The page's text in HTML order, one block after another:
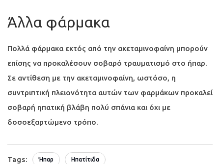
Άλλα φάρμακα
Πολλά φάρμακα εκτός από την ακεταμινοφαίνη μπορούν
επίσης να προκαλέσουν σοβαρό τραυματισμό στο ήπαρ.
Σε αντίθεση με την ακεταμινοφαίνη, ωστόσο, η
συντριπτική πλειονότητα αυτών των φαρμάκων προκαλεί
σοβαρή ηπατική βλάβη πολύ σπάνια και όχι με
δοσοεξαρτώμενο τρόπο.
Tags: Ήπαρ Ηπατίτιδα